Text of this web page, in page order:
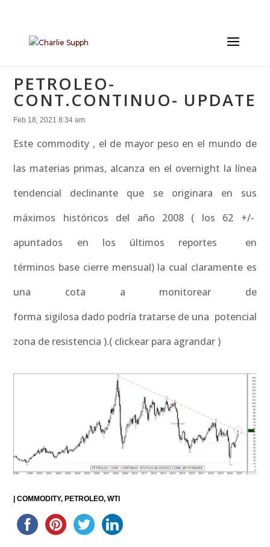
PETROLEO-
CONT.CONTINUO- UPDATE
Feb 18, 2021 8:34 am
Este commodity , el de mayor peso en el mundo de
las materias primas, alcanza en el overnight la línea
tendencial declinante que se originara en sus
máximos históricos del año 2008 ( los 62 +/-
apuntados en los últimos reportes en
términos base cierre mensual) la cual claramente es
una cota a monitorear de
forma sigilosa dado podría tratarse de una potencial
zona de resistencia ).( clickear para agrandar )
|COMMODITY PETROLEO WTI